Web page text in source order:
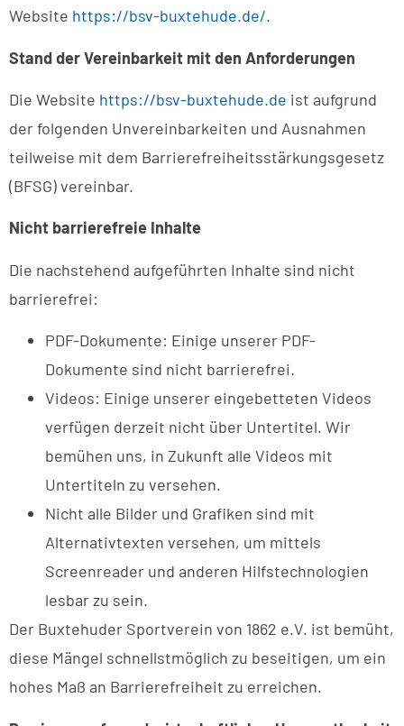
Website https://bsv-buxtehude.de/.
Stand der Vereinbarkeit mit den Anforderungen
Die Website https://bsv-buxtehude.de ist aufgrund
der folgenden Unvereinbarkeiten und Ausnahmen
teilweise mit dem Barrierefreiheitsstärkungsgesetz
(BFSG) vereinbar.
Nicht barrierefreie Inhalte
Die nachstehend aufgeführten Inhalte sind nicht
barrierefrei:
PDF-Dokumente: Einige unserer PDF-
Dokumente sind nicht barrierefrei.
Videos: Einige unserer eingebetteten Videos
verfügen derzeit nicht über Untertitel. Wir
bemühen uns, in Zukunft alle Videos mit
Untertiteln zu versehen.
Nicht alle Bilder und Grafiken sind mit
Alternativtexten versehen, um mittels
Screenreader und anderen Hilfstechnologien
lesbar zu sein.
Der Buxtehuder Sportverein von 1862 e.V. ist bemüht,
diese Mängel schnellstmöglich zu beseitigen, um ein
hohes Maß an Barrierefreiheit zu erreichen.